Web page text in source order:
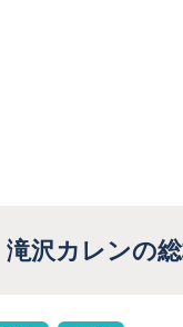
滝沢カレンの